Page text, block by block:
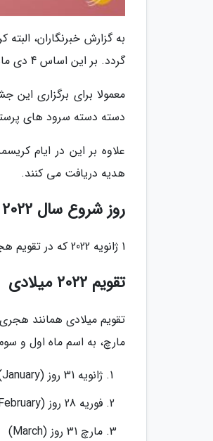
به گزارش خبرنگاران،
گردد. بر این اساس 4 دی ماه هم جشن کریمیس در کشور های مختلف برپا خواهد شد.
معمولا برای برگزاری
دسته دسته سرود های
هدیه دریافت می کنند.
روز شروع سال 2022 میلادی و معادل آن به شمسی
1 ژانویه 2022 که در تقویم هجری شمسی شنبه 11 دی ماه 1400 است، شروع سال 2022 میلادی خواهد بود.
تقویم 2022 میلادی
مارچ، به اسم ماه اول و سوم میلادی 31 روز دارند، اما فوریه ماه
ژانویه 31 روز (January)
فوریه 28 روز (February)
مارچ 31 روز (March)